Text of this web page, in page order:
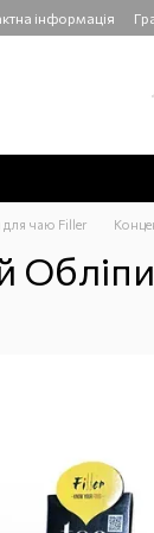
інформація
для чаю Filler